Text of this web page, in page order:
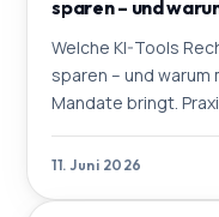
sparen – und
Welche KI-Tools
sparen – und warum
Mandate bringt.
11. Juni 2026